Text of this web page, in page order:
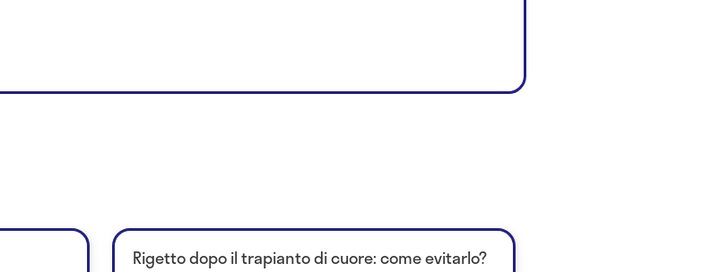
Rigetto dopo il trapianto di cuore: come evitarlo?